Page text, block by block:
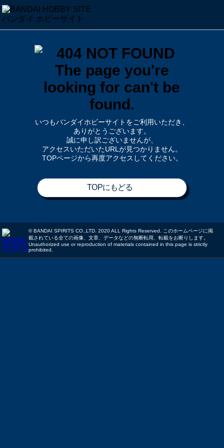
いつもバンダイホビーサイトをご利用いただき、
ありがとうございます。
誠に申し訳ございませんが、
アクセスいただいたURLが見つかりません。
TOPページから再度アクセスしてください。
TOPにもどる
© BANDAI SPIRITS CO.,LTD. 2020 ALL Rights Reserved. このホームページに掲
載されている全ての画像、文章、データなどの無断転用、転載をお断りします。
Unauthorized use or reproduction of materials contained in this page is strictly
prohibited.